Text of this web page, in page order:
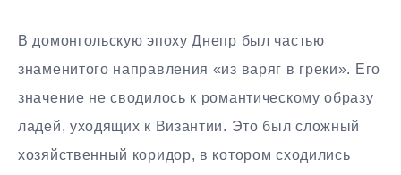
В домонгольскую эпоху Днепр был частью
знаменитого направления «из варяг в греки». Его
значение не сводилось к романтическому образу
ладей, уходящих к Византии. Это был сложный
хозяйственный коридор, в котором сходились